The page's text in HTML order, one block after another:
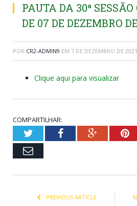
PAUTA DA 30ª
DE 07 DE DEZEMBRO
POR CR2-ADMIN9 EM 7 DE DEZEMBRO DE 2021
Clique aqui para visualizar
COMPARTILHAR:
TwitterFacebookGoogle+
Email
PREVIOUS ARTICLE